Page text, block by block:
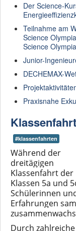
Der Science-
Teilnahme am
Science
Science
Junior-
DECHEMAX-
Praxisnahe
#klassenfahrten
Während der
dreitägigen
Klassenfahrt der
Klassen 5a und
Schülerinnen
Erfahrungen
Durch